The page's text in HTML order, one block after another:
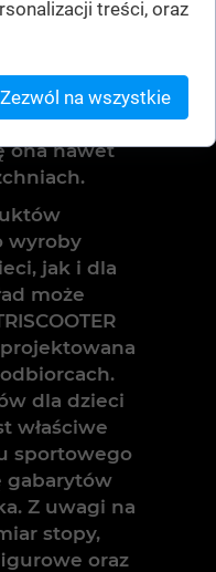
solidności z
Dodatkowo
zostały
czemu z
ona nawet
wyroby
jak i dla
może
dla dzieci
właściwe
sportowego
gabarytów
Z uwagi na
stopy,
oraz
treści, oraz
Zezwól na wszystkie